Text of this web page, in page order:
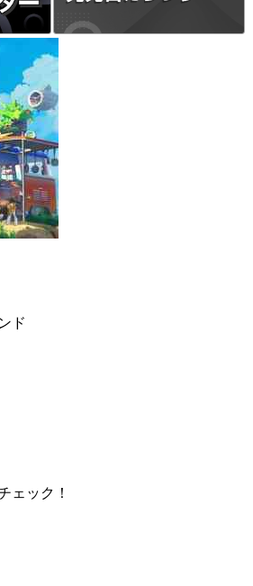
ド
ェック！